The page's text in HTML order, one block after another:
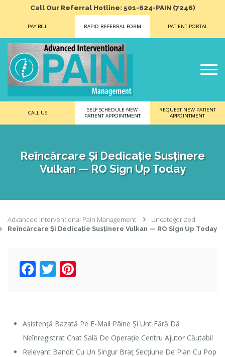
Call Our Referral Hotline: 501-624-PAIN (7246)
PAY BILL RAPID REFERRAL FORM PATIENT PORTAL
CALL US
SELF SCHEDULE NEW
PATIENT APPOINTMENT
REQUEST NEW PATIENT
APPOINTMENT
Reîncărcare Și Dedicație Susținere
Vulkan — RO Sign Up Today
Advanced Interventional Pain Management Uncategorized
Reîncărcare Și Dedicație Susținere Vulkan — RO Sign Up Today
Facebook
Twitter
Asistență Bazată Pe E-Mail Pâine Și Unt Fără Dă
Neînregistrat Chat Sală De Operație Centru Ajutor Căutabil
Relevant Bandit Cu Un Singur Braț Secțiune De Plan Cu Pop